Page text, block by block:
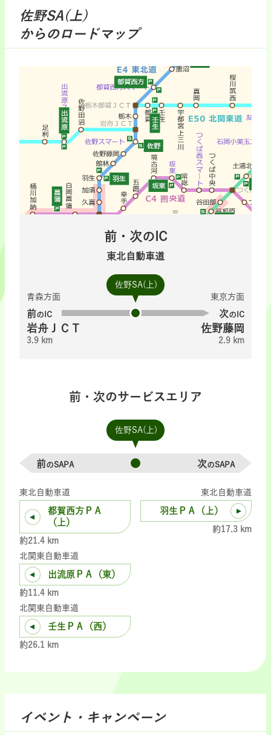
佐野SA(上)
からのロードマップ
前・次のIC
東北自動車道
佐野SA(上)
青森方面
前のIC
岩舟ＪＣＴ
3.9 km
東京方面
次のIC
佐野藤岡
2.9 km
前・次のサービスエリア
佐野SA(上)
前のSAPA 次のSAPA
東北自動車道
都賀西方ＰＡ
（上）
約21.4 km
北関東自動車道
出流原ＰＡ（東）
約11.4 km
北関東自動車道
壬生ＰＡ（西）
約26.1 km
東北自動車道
羽生ＰＡ（上）
約17.3 km
イベント・キャンペーン